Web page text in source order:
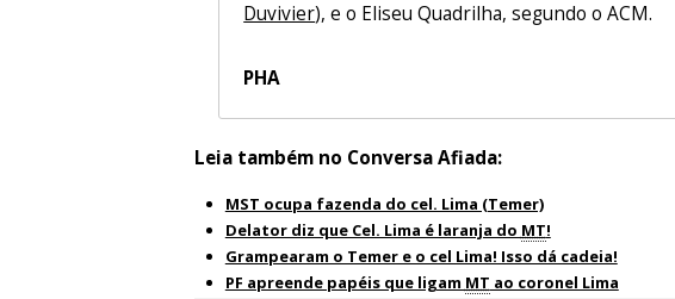
Duvivier), e o Eliseu Quadrilha, segundo o ACM.
PHA
Leia também no Conversa Afiada:
MST ocupa fazenda do cel. Lima (Temer)
Delator diz que Cel. Lima é laranja do MT!
Grampearam o Temer e o cel Lima! Isso dá cadeia!
PF apreende papéis que ligam MT ao coronel Lima